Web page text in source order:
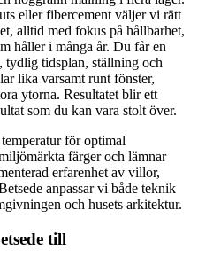
eller fibercement väljer vi rätt
alltid med fokus på hållbarhet,
håller i många år. Du får en
tydlig tidsplan, ställning och
lika varsamt runt fönster,
ytorna. Resultatet blir ett
som du kan vara stolt över.
för optimal
färger och lämnar
erfarenhet av villor,
anpassar vi både teknik
och husets arkitektur.
till